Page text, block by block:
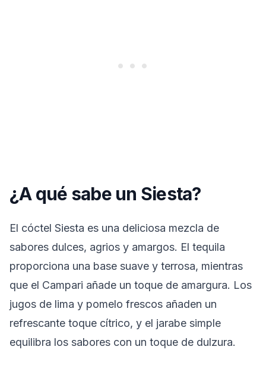
¿A qué sabe un Siesta?
El cóctel Siesta es una deliciosa mezcla de
sabores dulces, agrios y amargos. El tequila
proporciona una base suave y terrosa, mientras
que el Campari añade un toque de amargura. Los
jugos de lima y pomelo frescos añaden un
refrescante toque cítrico, y el jarabe simple
equilibra los sabores con un toque de dulzura.